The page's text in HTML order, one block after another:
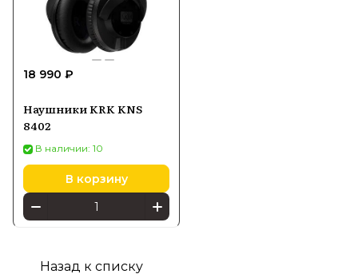
18 990 ₽
Наушники KRK KNS
8402
В наличии: 10
В корзину
Назад к списку